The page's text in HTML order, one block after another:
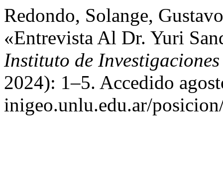
Redondo, Solange,
«Entrevista Al Dr. Yuri
Instituto de
2024): 1–5. Accedido
inigeo.unlu.edu.ar/